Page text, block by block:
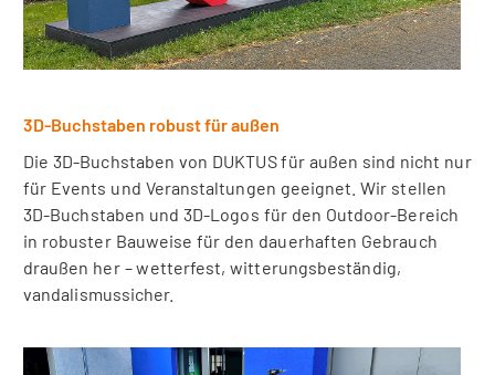
3D-Buchstaben robust für außen
Die 3D-Buchstaben von DUKTUS für außen sind nicht nur
für Events und Veranstaltungen geeignet. Wir stellen
3D-Buchstaben und 3D-Logos für den Outdoor-Bereich
in robuster Bauweise für den dauerhaften Gebrauch
draußen her – wetterfest, witterungsbeständig,
vandalismussicher.